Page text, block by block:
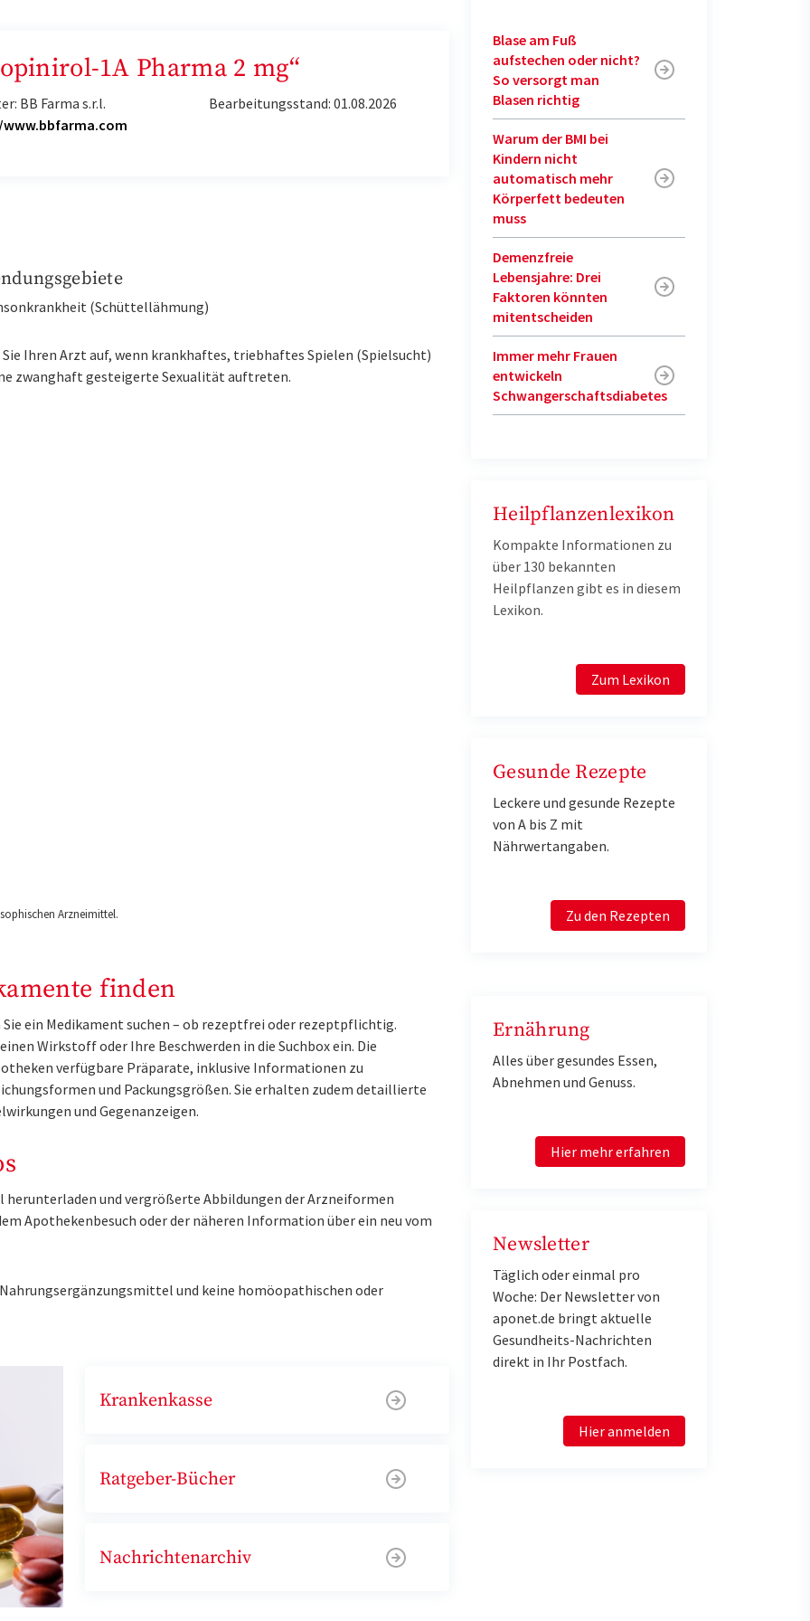
1A Pharma 2 mg“
BB Farma s.r.l.
Bearbeitungsstand: 01.08.2026
(Schüttellähmung)
Sie Ihren Arzt auf, wenn krankhaftes, triebhaftes Spielen (Spielsucht)
zwanghaft gesteigerte Sexualität auftreten.
Arzneimittel.
finden
ein Medikament suchen – ob rezeptfrei oder rezeptpflichtig.
Wirkstoff oder Ihre Beschwerden in die Suchbox ein. Die
verfügbare Präparate, inklusive Informationen zu
und Packungsgrößen. Sie erhalten zudem detaillierte
und Gegenanzeigen.
herunterladen und vergrößerte Abbildungen der Arzneiformen
Apothekenbesuch oder der näheren Information über ein neu vom
und keine homöopathischen oder
Krankenkasse
Ratgeber-Bücher
Nachrichtenarchiv
Blase am Fuß
aufstechen oder nicht?
So versorgt man
Blasen richtig
Warum der BMI bei
Kindern nicht
automatisch mehr
Körperfett bedeuten
muss
Demenzfreie
Lebensjahre: Drei
Faktoren könnten
mitentscheiden
Immer mehr Frauen
entwickeln
Schwangerschaftsdiabetes
Heilpflanzenlexikon
Kompakte Informationen zu
über 130 bekannten
Heilpflanzen gibt es in diesem
Lexikon.
Zum Lexikon
Gesunde Rezepte
Leckere und gesunde Rezepte
von A bis Z mit
Nährwertangaben.
Zu den Rezepten
Ernährung
Alles über gesundes Essen,
Abnehmen und Genuss.
Hier mehr erfahren
Newsletter
Täglich oder einmal pro
Woche: Der Newsletter von
aponet.de bringt aktuelle
Gesundheits-Nachrichten
direkt in Ihr Postfach.
Hier anmelden